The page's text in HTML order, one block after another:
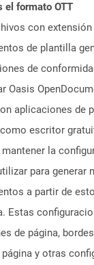
el formato OTT
con extensión
de plantilla
de
Oasis
aplicaciones de
escritor
mantener la
para generar
a partir de
Estas
de página,
página y otras